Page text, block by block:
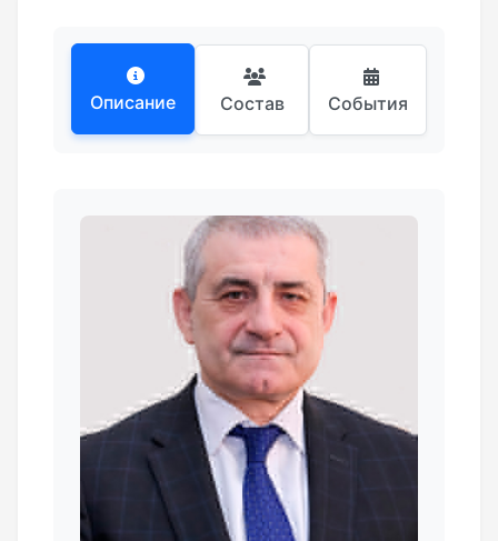
Описание Состав События